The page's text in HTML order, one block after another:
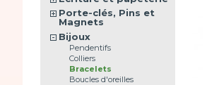
Porte-clés, Pins et
Magnets
Bijoux
Pendentifs
Colliers
Bracelets
Boucles d'oreilles